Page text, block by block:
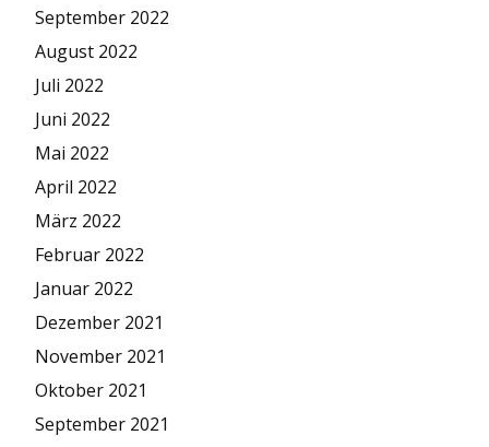
September 2022
August 2022
Juli 2022
Juni 2022
Mai 2022
April 2022
März 2022
Februar 2022
Januar 2022
Dezember 2021
November 2021
Oktober 2021
September 2021